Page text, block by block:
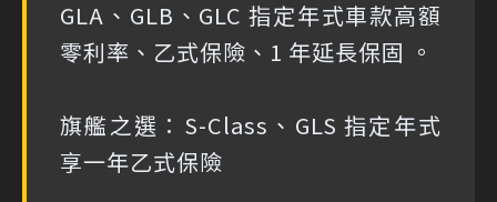
GLA、GLB、GLC 指定年式車款高額
零利率、乙式保險、1 年延長保固 。
旗艦之選：S-Class、GLS 指定年式
享一年乙式保險